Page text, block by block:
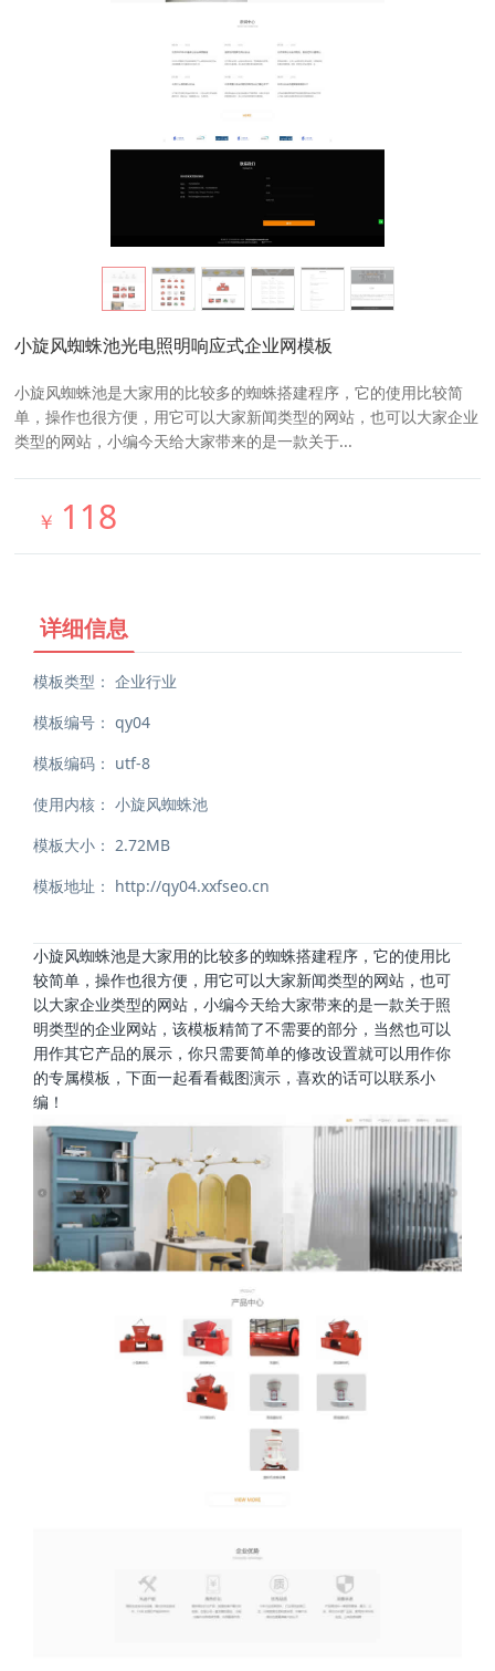
小旋风蜘蛛池光电照明响应式企业网模板
小旋风蜘蛛池是大家用的比较多的蜘蛛搭建程序，它的使用比较简
单，操作也很方便，用它可以大家新闻类型的网站，也可以大家企业
类型的网站，小编今天给大家带来的是一款关于...
￥ 118
详细信息
模板类型： 企业行业
模板编号： qy04
模板编码： utf-8
使用内核： 小旋风蜘蛛池
模板大小： 2.72MB
模板地址： http://qy04.xxfseo.cn
小旋风蜘蛛池是大家用的比较多的蜘蛛搭建程序，它的使用比
较简单，操作也很方便，用它可以大家新闻类型的网站，也可
以大家企业类型的网站，小编今天给大家带来的是一款关于照
明类型的企业网站，该模板精简了不需要的部分，当然也可以
用作其它产品的展示，你只需要简单的修改设置就可以用作你
的专属模板，下面一起看看截图演示，喜欢的话可以联系小
编！